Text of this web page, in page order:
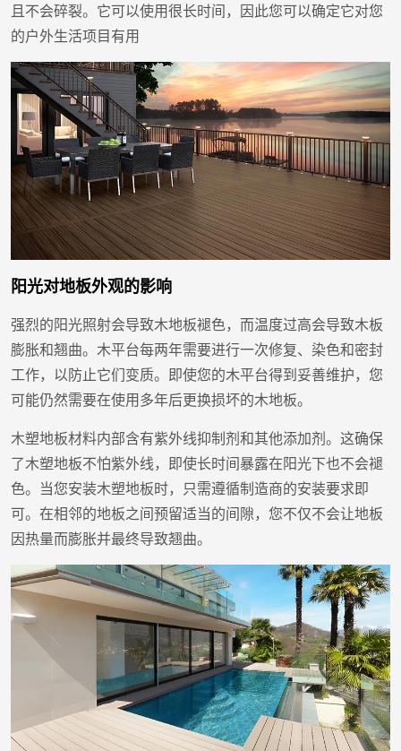
且不会碎裂。它可以使用很长时间，因此您可以确定它对您
的户外生活项目有用
阳光对地板外观的影响
强烈的阳光照射会导致木地板褪色，而温度过高会导致木板
膨胀和翘曲。木平台每两年需要进行一次修复、染色和密封
工作，以防止它们变质。即使您的木平台得到妥善维护，您
可能仍然需要在使用多年后更换损坏的木地板。
木塑地板材料内部含有紫外线抑制剂和其他添加剂。这确保
了木塑地板不怕紫外线，即使长时间暴露在阳光下也不会褪
色。当您安装木塑地板时，只需遵循制造商的安装要求即
可。在相邻的地板之间预留适当的间隙，您不仅不会让地板
因热量而膨胀并最终导致翘曲。